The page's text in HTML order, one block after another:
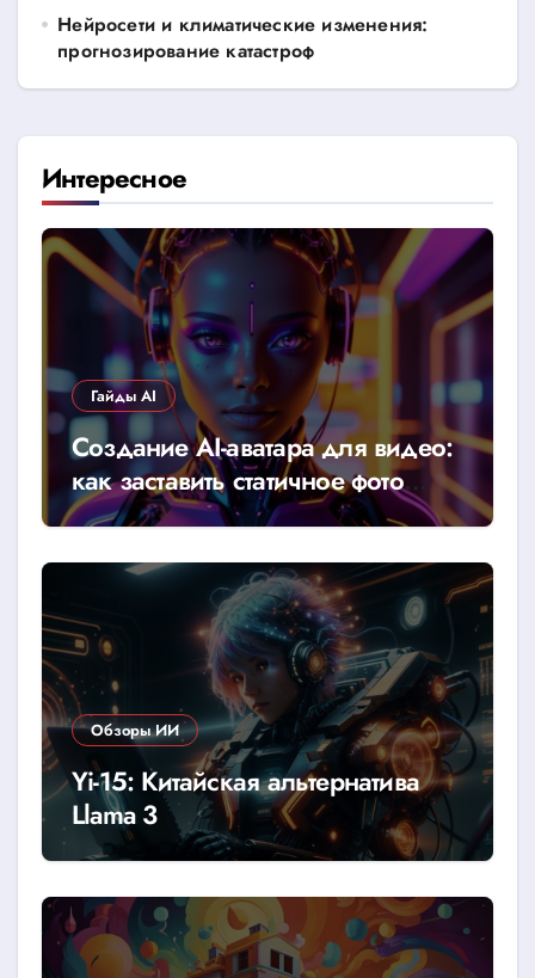
Нейросети и климатические изменения:
прогнозирование катастроф
Интересное
Гайды AI
Создание AI-аватара для видео:
как заставить статичное фото
говорить
Обзоры ИИ
Yi-15: Китайская альтернатива
Llama 3